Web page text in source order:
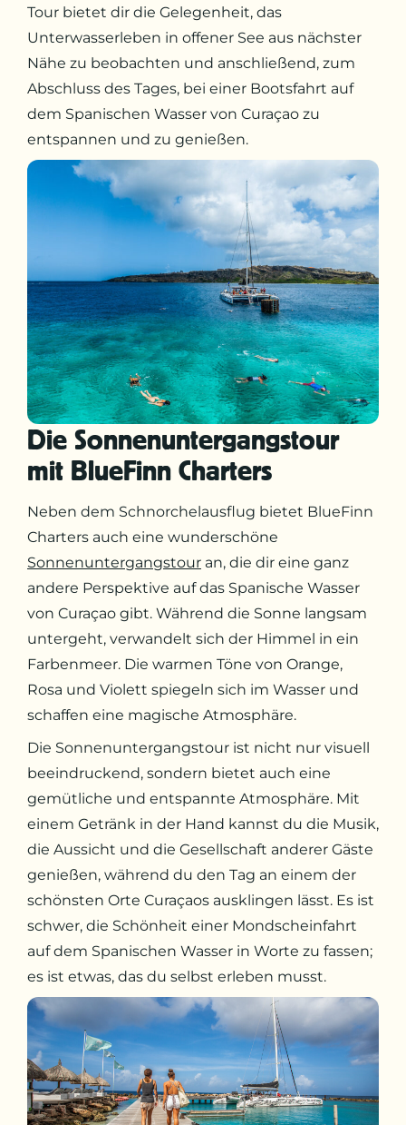
Tour bietet dir die Gelegenheit, das
Unterwasserleben in offener See aus nächster
Nähe zu beobachten und anschließend, zum
Abschluss des Tages, bei einer Bootsfahrt auf
dem Spanischen Wasser von Curaçao zu
entspannen und zu genießen.
Die Sonnenuntergangstour
mit BlueFinn Charters
Neben dem Schnorchelausflug bietet BlueFinn
Charters auch eine wunderschöne
Sonnenuntergangstour an, die dir eine ganz
andere Perspektive auf das Spanische Wasser
von Curaçao gibt. Während die Sonne langsam
untergeht, verwandelt sich der Himmel in ein
Farbenmeer. Die warmen Töne von Orange,
Rosa und Violett spiegeln sich im Wasser und
schaffen eine magische Atmosphäre.
Die Sonnenuntergangstour ist nicht nur visuell
beeindruckend, sondern bietet auch eine
gemütliche und entspannte Atmosphäre. Mit
einem Getränk in der Hand kannst du die Musik,
die Aussicht und die Gesellschaft anderer Gäste
genießen, während du den Tag an einem der
schönsten Orte Curaçaos ausklingen lässt. Es ist
schwer, die Schönheit einer Mondscheinfahrt
auf dem Spanischen Wasser in Worte zu fassen;
es ist etwas, das du selbst erleben musst.